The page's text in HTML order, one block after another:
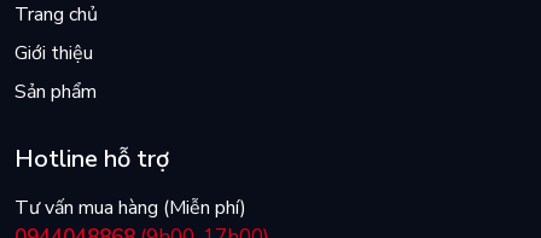
Trang chủ
Giới thiệu
Sản phẩm
Hotline hỗ trợ
Tư vấn mua hàng (Miễn phí)